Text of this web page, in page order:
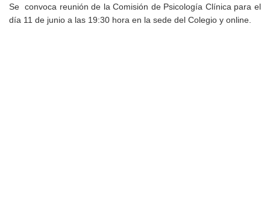
Se convoca reunión de la Comisión de Psicología Clínica para el
día 11 de junio a las 19:30 hora en la sede del Colegio y online.